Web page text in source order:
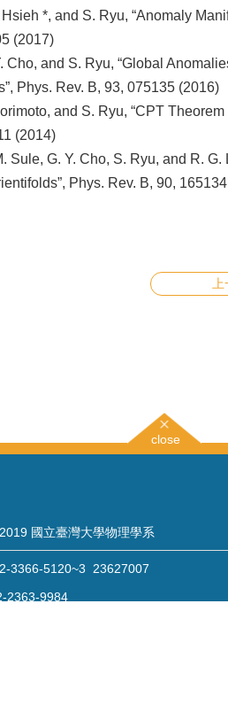
Hsieh *, and S. Ryu, “Anomaly
(2017)
Cho, and S. Ryu, “Global
Phys. Rev. B, 93, 075135 (2016)
and S. Ryu, “CPT
(2014)
Sule, G. Y. Cho, S. Ryu, and R.
Phys. Rev. B, 90,
close
國立臺灣大學物理學系
3366-5120~3 23627007
2363-9984